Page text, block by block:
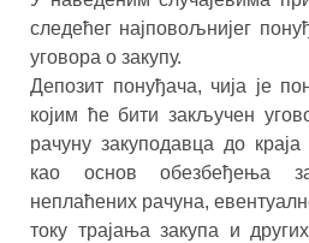
следећег најповољнијег
уговора о закупу.
Депозит понуђача, чија је
којим ће бити закључен
рачуну закуподавца до
као основ обезбеђења
неплаћених рачуна,
току трајања закупа и